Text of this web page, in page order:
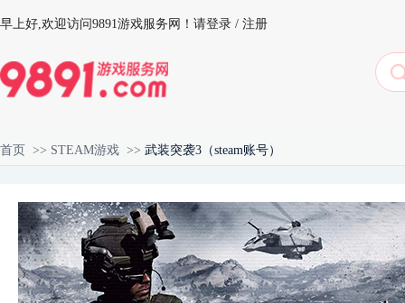
早上好,欢迎访问9891游戏服务网！ 请登录 / 注册
首页 >> STEAM游戏 >> 武装突袭3（steam账号）